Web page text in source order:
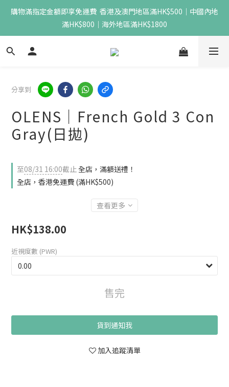
購物滿指定金額即享免運費  香港及澳門地區滿HK$500｜中國內地
滿HK$800｜海外地區滿HK$1800
分享到
OLENS｜French Gold 3 Con
Gray(日拋)
至08/31 16:00截止全店，滿額送禮！
全店，香港免運費 (滿HK$500)
查看更多
HK$138.00
近視度數 (PWR)
售完
貨到通知我
加入追蹤清單